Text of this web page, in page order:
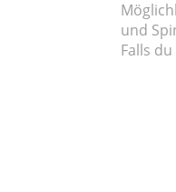
und
Falls